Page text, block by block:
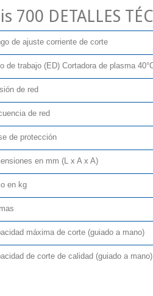
700 DETALLES
de ajuste corriente de corte
de trabajo (ED) Cortadora de plasma
de red
de red
de protección
en mm (L x A x A)
en kg
máxima de corte (guiado a mano)
de corte de calidad (guiado a mano)